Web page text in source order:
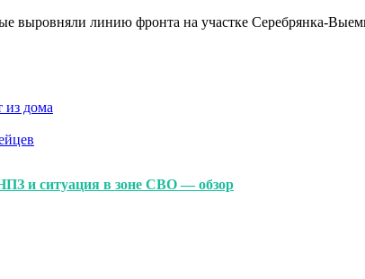
выровняли линию фронта на участке Серебрянка-
из дома
и ситуация в зоне СВО — обзор